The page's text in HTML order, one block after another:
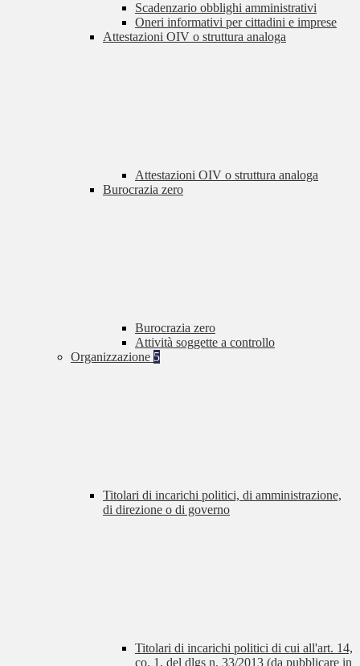
Scadenzario obblighi amministrativi
Oneri informativi per cittadini e imprese
Attestazioni OIV o struttura analoga
Attestazioni OIV o struttura analoga
Burocrazia zero
Burocrazia zero
Attività soggette a controllo
Organizzazione 5
Titolari di incarichi politici, di amministrazione,
di direzione o di governo
Titolari di incarichi politici di cui all'art. 14,
co. 1, del dlgs n. 33/2013 (da pubblicare in